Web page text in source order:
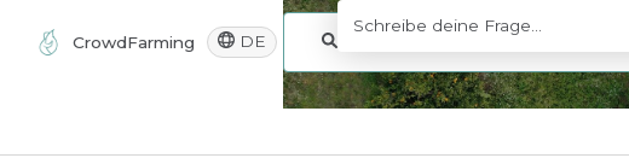
CrowdFarming DE